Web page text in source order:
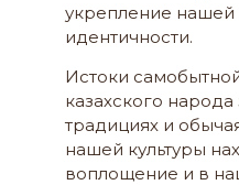
укрепление нашей
идентичности.
Истоки
казахского
традициях и
нашей культуры
воплощение и в